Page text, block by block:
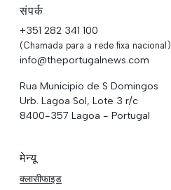
संपर्क
+351 282 341 100
(Chamada para a rede fixa nacional)
info@theportugalnews.com
Rua Municipio de S Domingos
Urb. Lagoa Sol, Lote 3 r/c
8400-357 Lagoa - Portugal
मेन्यू
क्लासीफाइड